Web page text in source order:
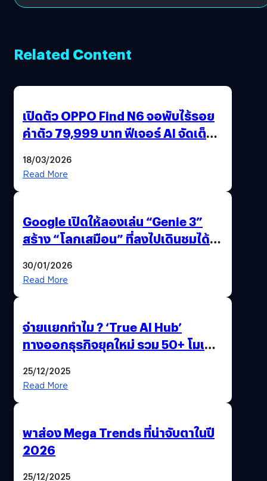
Related Content
เปิดตัว OPPO Find N6 จอพับไร้รอย
ค่าตัว 79,999 บาท ฟีเจอร์ AI จัดเต็ม
18/03/2026
Read More
Google เปิดให้ลองเล่น “Genie 3”
สร้าง “โลกเสมือน” ที่ลงไปเดินชมได้
30/01/2026
Read More
จ่ายแยกทำไม ? ‘True AI Hub’
ทางออกธุรกิจยุคใหม่ รวม 50+ โมเดล
25/12/2025
Read More
พาส่อง Mega Trends ที่น่าจับตาในปี
2026
25/12/2025